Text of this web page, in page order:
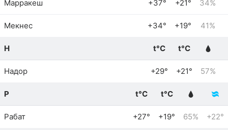
Марракеш +37° +21° 34%
Мекнес +34° +19° 41%
Н t°C t°C
Надор +29° +21° 57%
Р t°C t°C
Рабат +27° +19° 65% +22°